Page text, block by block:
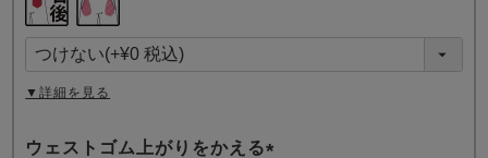
須
)
▼詳細を見る
ウェストゴム上がりをかえる